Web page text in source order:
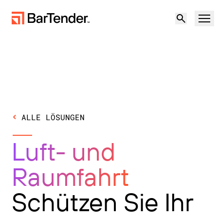
Etikettierungssoftware
Cloud-Etikettierung
NACH ANWENDUNGSFALL
Produktion
Resilienz in unsicheren Zeiten:
Geopolitische Risiken und Datenqualität in
Lieferketten bewältigen
Partner
Partner werden
Support
Support-Center
Kostenlos testen
Vertrieb
ALLE LÖSUNGEN
Luft- und
Raumfahrt
Schützen Sie Ihr